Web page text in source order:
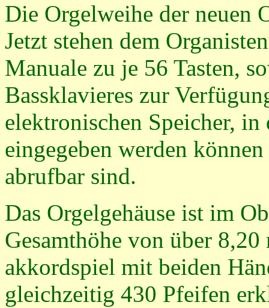
Die Orgelweihe der neuen
Jetzt stehen dem
Manuale zu je 56 Tasten,
Bassklavieres zur
elektronischen Speicher,
eingegeben werden
abrufbar sind.
Das Orgelgehäuse ist im
Gesamthöhe von über
akkordspiel mit beiden
gleichzeitig 430 Pfeifen